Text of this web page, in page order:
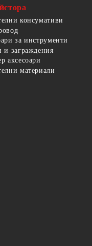
консумативи
за инструменти
и заграждения
аксесоари
материали